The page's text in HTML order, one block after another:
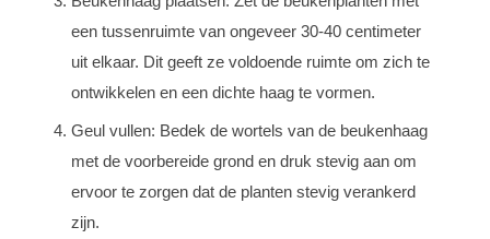
een tussenruimte van ongeveer 30-40 centimeter
uit elkaar. Dit geeft ze voldoende ruimte om zich te
ontwikkelen en een dichte haag te vormen.
Geul vullen: Bedek de wortels van de beukenhaag
met de voorbereide grond en druk stevig aan om
ervoor te zorgen dat de planten stevig verankerd
zijn.